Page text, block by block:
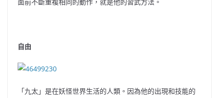
自由
「九太」是在妖怪世界生活的人類。因為他的出現和技能的